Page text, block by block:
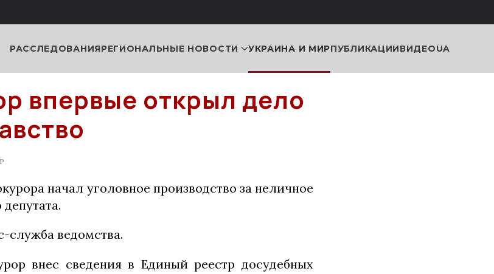
РАССЛЕДОВАНИЯРЕГИОНАЛЬНЫЕ НОВОСТИ УКРАИНА И МИРПУБЛИКАЦИИВИДЕОUA
впервые открыл дело
начал уголовное производство за неличное
служба ведомства.
внес сведения в Единый реестр досудебных